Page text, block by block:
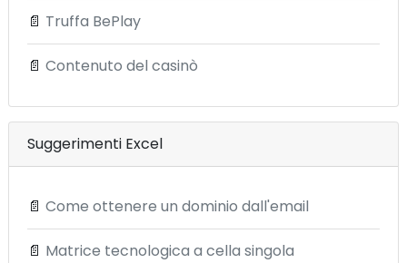
📄 Truffa BePlay
📄 Contenuto del casinò
Suggerimenti Excel
📄 Come ottenere un dominio dall'email
📄 Matrice tecnologica a cella singola